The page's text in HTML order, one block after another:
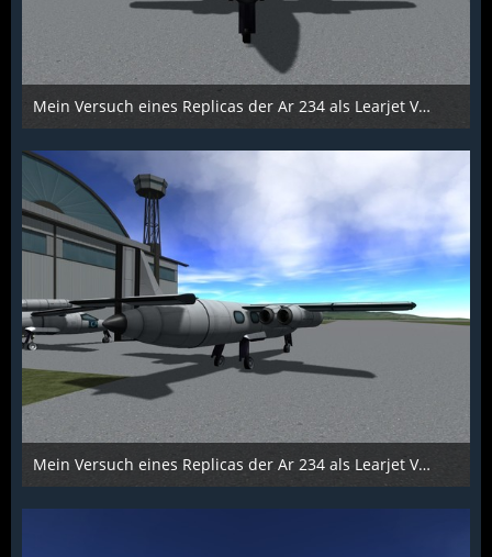
Mein Versuch eines Replicas der Ar 234 als Learjet Variante - Bild 4
Scarabaeus
1. Dezember 2015
1.161
0 0
Mein Versuch eines Replicas der Ar 234 als Learjet Variante - Bild 3
Scarabaeus
1. Dezember 2015
1.217
0 0